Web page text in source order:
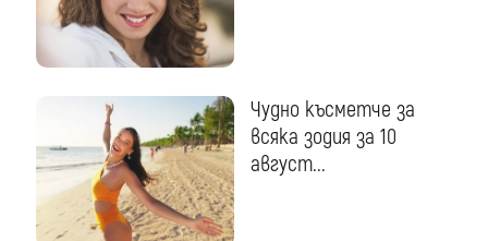
Чудно късметче за
всяка зодия за 10
август...